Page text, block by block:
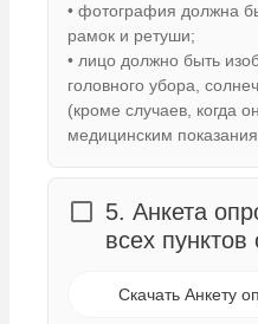
• фотография должна
рамок и ретуши;
• лицо должно быть
головного убора,
(кроме случаев, когда
медицинским
5. Анкета
всех пунктов
Скачать Анкету